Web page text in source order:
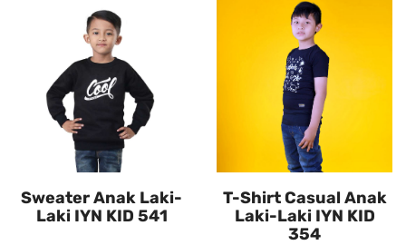
Sweater Anak Laki-
Laki IYN KID 541
T-Shirt Casual Anak
Laki-Laki IYN KID
354